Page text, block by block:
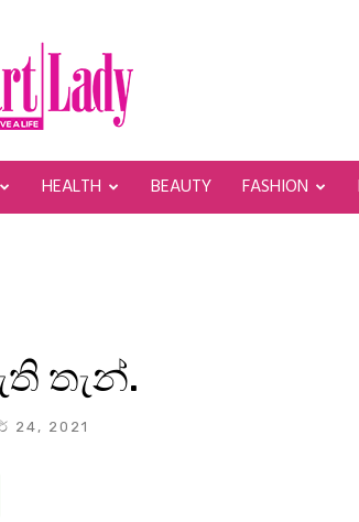
HEALTH BEAUTY FASHION
තැන්.
24, 2021